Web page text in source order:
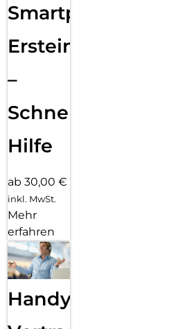
Smartphone
Ersteinrichtung
–
Schnelle
Hilfe
ab 30,00 €
inkl. MwSt.
Mehr
erfahren
Handy